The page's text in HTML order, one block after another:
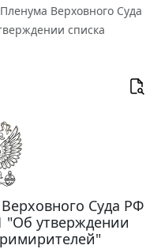
Верховного Суда
списка
Суда РФ
"Об утверждении